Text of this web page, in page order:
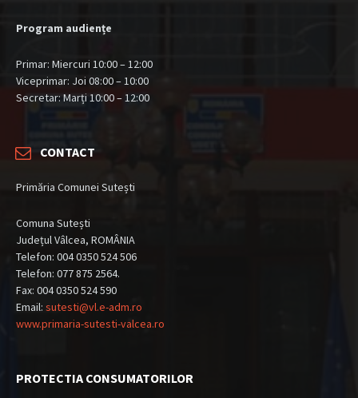
Program audiențe
Primar: Miercuri 10:00 – 12:00
Viceprimar: Joi 08:00 – 10:00
Secretar: Marți 10:00 – 12:00
CONTACT
Primăria Comunei Sutești
Comuna Sutești
Județul Vâlcea, ROMÂNIA
Telefon: 004 0350 524 506
Telefon: 077 875 2564.
Fax: 004 0350 524 590
Email: sutesti@vl.e-adm.ro
www.primaria-sutesti-valcea.ro
PROTECTIA CONSUMATORILOR